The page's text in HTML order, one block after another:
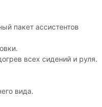
пакет ассистентов
всех сидений и руля.
вида.